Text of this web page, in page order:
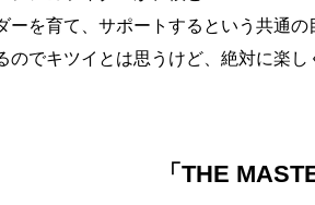
ーを育て、サポートするという共通
のでキツイとは思うけど、絶対に楽し
「THE